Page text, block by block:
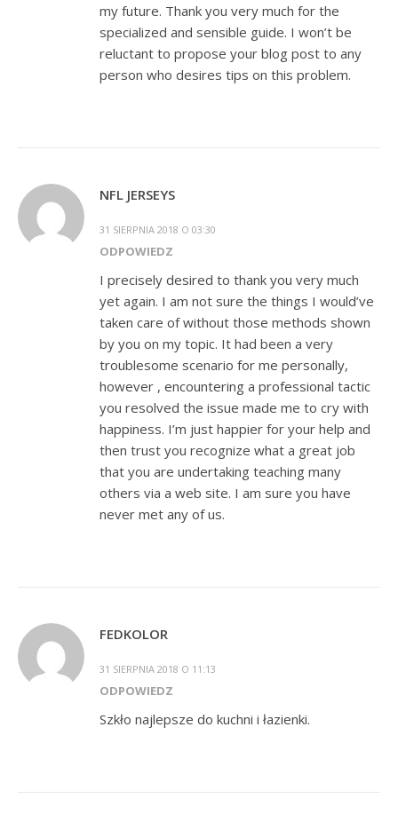
my future. Thank you very much for the
specialized and sensible guide. I won’t be
reluctant to propose your blog post to any
person who desires tips on this problem.
NFL JERSEYS
31 SIERPNIA 2018 O 03:30
ODPOWIEDZ
I precisely desired to thank you very much
yet again. I am not sure the things I would’ve
taken care of without those methods shown
by you on my topic. It had been a very
troublesome scenario for me personally,
however , encountering a professional tactic
you resolved the issue made me to cry with
happiness. I’m just happier for your help and
then trust you recognize what a great job
that you are undertaking teaching many
others via a web site. I am sure you have
never met any of us.
FEDKOLOR
31 SIERPNIA 2018 O 11:13
ODPOWIEDZ
Szkło najlepsze do kuchni i łazienki.